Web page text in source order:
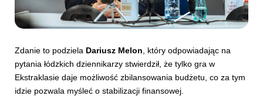
Zdanie to podziela Dariusz Melon , który odpowiadając na
pytania łódzkich dziennikarzy stwierdził, że tylko gra w
Ekstraklasie daje możliwość zbilansowania budżetu, co za tym
idzie pozwala myśleć o stabilizacji finansowej.